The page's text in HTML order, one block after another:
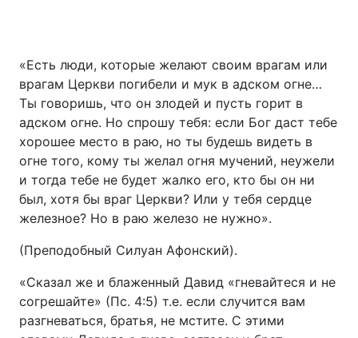
«Есть люди, которые желают своим врагам или
врагам Церкви погибели и мук в адском огне…
Ты говоришь, что он злодей и пусть горит в
адском огне. Но спрошу тебя: если Бог даст тебе
хорошее место в раю, но ты будешь видеть в
огне того, кому ты желал огня мучений, неужели
и тогда тебе не будет жалко его, кто бы он ни
был, хотя бы враг Церкви? Или у тебя сердце
железное? Но в раю железо не нужно».
(Преподобный Силуан Афонский).
«Сказал же и блаженный Давид «гневайтеся и не
согрешайте» (Пс. 4:5) т.е. если случится вам
разгневаться, братья, не мстите. С этими